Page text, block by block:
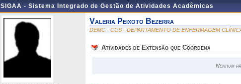
SIGAA - Sistema Integrado de Gestão de Atividades Acadêmicas
Valeria Peixoto Bezerra
DEMC - CCS - DEPARTAMENTO DE ENFERMAGEM
Atividades de Extensão que Coordena
Nenhum